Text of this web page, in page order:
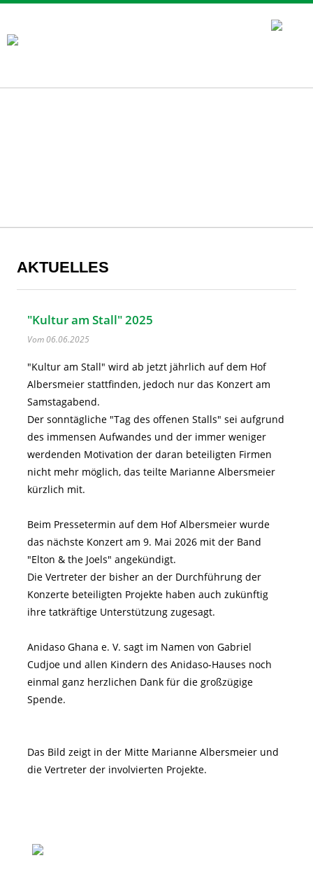
AKTUELLES
"Kultur am Stall" 2025
Vom 06.06.2025
"Kultur am Stall" wird ab jetzt jährlich auf dem Hof
Albersmeier stattfinden, jedoch nur das Konzert am
Samstagabend.
Der sonntägliche "Tag des offenen Stalls" sei aufgrund
des immensen Aufwandes und der immer weniger
werdenden Motivation der daran beteiligten Firmen
nicht mehr möglich, das teilte Marianne Albersmeier
kürzlich mit.
Beim Pressetermin auf dem Hof Albersmeier wurde
das nächste Konzert am 9. Mai 2026 mit der Band
"Elton & the Joels" angekündigt.
Die Vertreter der bisher an der Durchführung der
Konzerte beteiligten Projekte haben auch zukünftig
ihre tatkräftige Unterstützung zugesagt.
Anidaso Ghana e. V. sagt im Namen von Gabriel
Cudjoe und allen Kindern des Anidaso-Hauses noch
einmal ganz herzlichen Dank für die großzügige
Spende.
Das Bild zeigt in der Mitte Marianne Albersmeier und
die Vertreter der involvierten Projekte.